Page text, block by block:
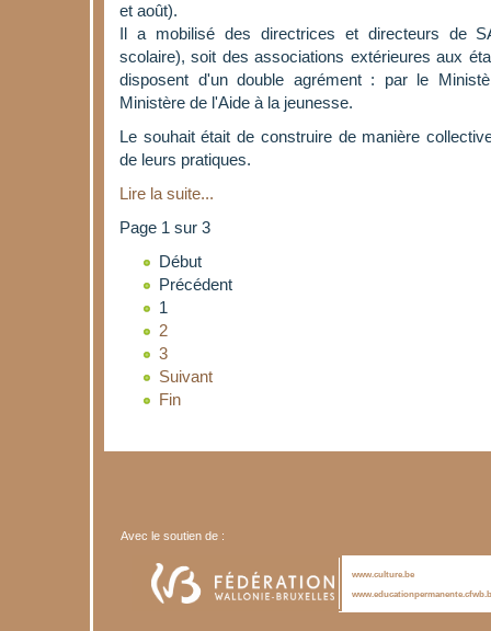
et août).
Il a mobilisé des directrices et directeurs de
scolaire), soit des associations extérieures aux
disposent d'un double agrément : par le
Ministère de l'Aide à la jeunesse.
Le souhait était de construire de manière
de leurs pratiques.
Lire la suite...
Page 1 sur 3
Début
Précédent
1
2
3
Suivant
Fin
Avec le soutien de :
www.culture.be